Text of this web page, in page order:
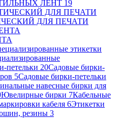
ЛЕНТ 19
ДЛЯ ПЕЧАТИ
петельки 20Садовые бирки-
5Садовые бирки-петельки
навесные бирки для
Ювелирные бирки 7Кабельные
кабеля 6Этикетки
резины 3